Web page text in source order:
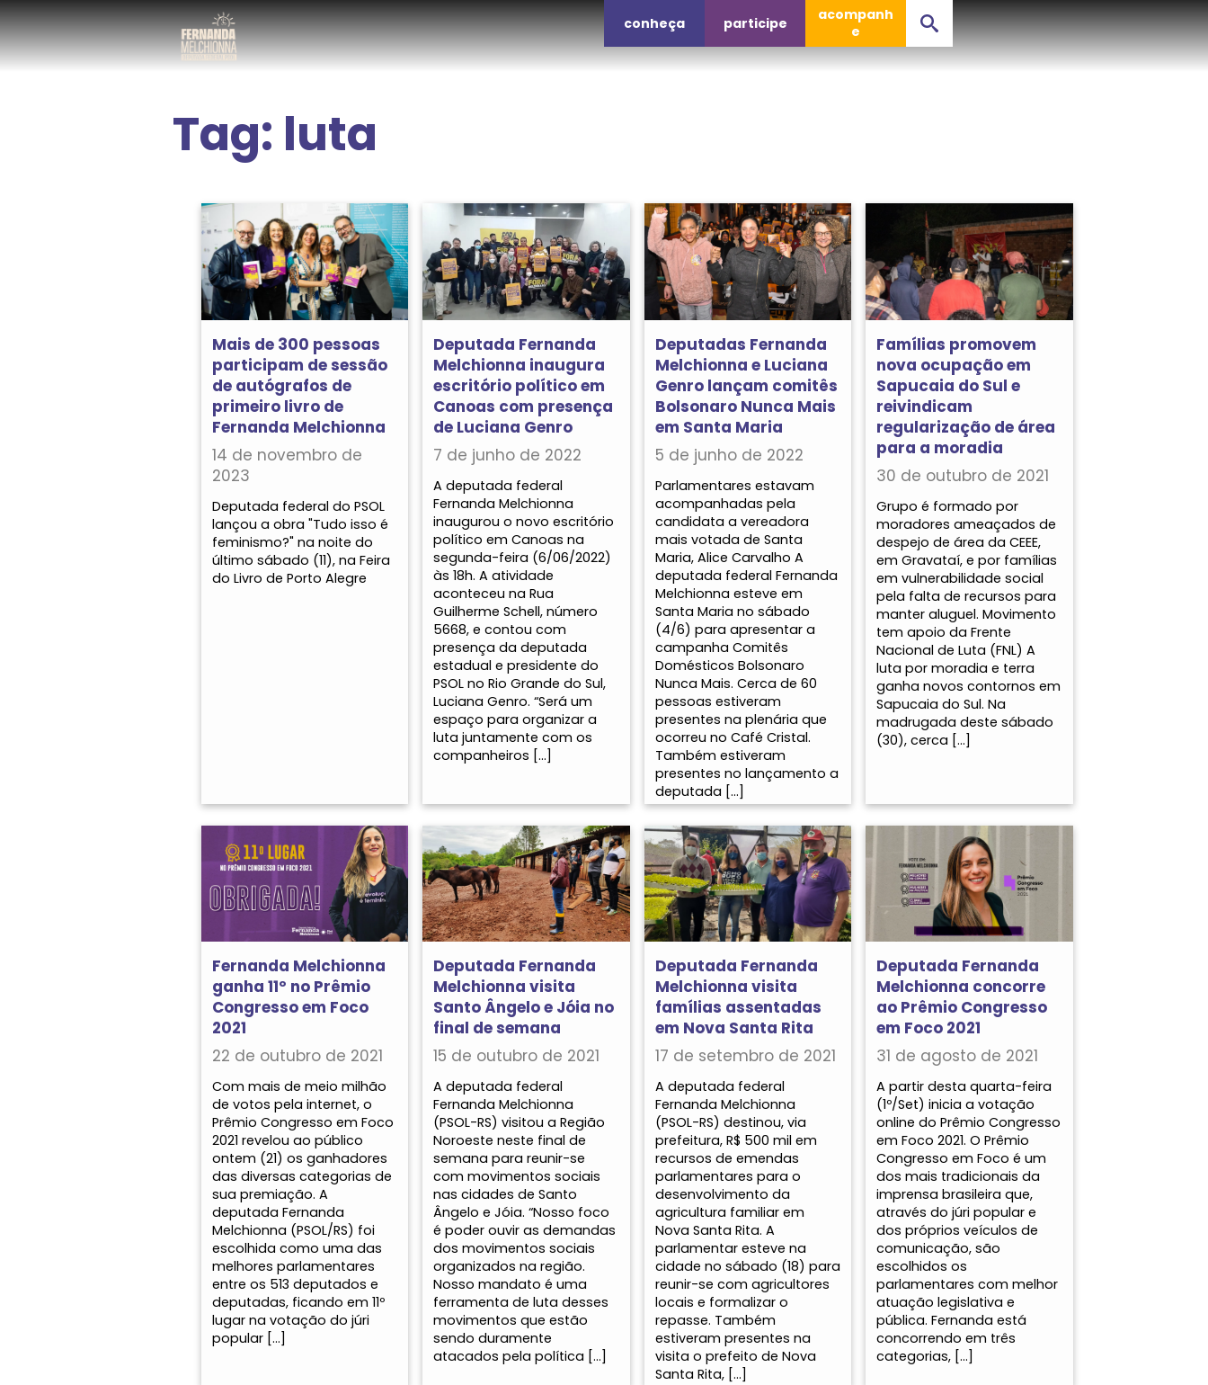
conheça participe
acompanh
e
Tag: luta
Mais de 300 pessoas
participam de sessão
de autógrafos de
primeiro livro de
Fernanda Melchionna
14 de novembro de
2023
Deputada federal do PSOL
lançou a obra "Tudo isso é
feminismo?" na noite do
último sábado (11), na Feira
do Livro de Porto Alegre
Deputada Fernanda
Melchionna inaugura
escritório político em
Canoas com presença
de Luciana Genro
7 de junho de 2022
A deputada federal
Fernanda Melchionna
inaugurou o novo escritório
político em Canoas na
segunda-feira (6/06/2022)
às 18h. A atividade
aconteceu na Rua
Guilherme Schell, número
5668, e contou com
presença da deputada
estadual e presidente do
PSOL no Rio Grande do Sul,
Luciana Genro. “Será um
espaço para organizar a
luta juntamente com os
companheiros […]
Deputadas Fernanda
Melchionna e Luciana
Genro lançam comitês
Bolsonaro Nunca Mais
em Santa Maria
5 de junho de 2022
Parlamentares estavam
acompanhadas pela
candidata a vereadora
mais votada de Santa
Maria, Alice Carvalho A
deputada federal Fernanda
Melchionna esteve em
Santa Maria no sábado
(4/6) para apresentar a
campanha Comitês
Domésticos Bolsonaro
Nunca Mais. Cerca de 60
pessoas estiveram
presentes na plenária que
ocorreu no Café Cristal.
Também estiveram
presentes no lançamento a
deputada […]
Famílias promovem
nova ocupação em
Sapucaia do Sul e
reivindicam
regularização de área
para a moradia
30 de outubro de 2021
Grupo é formado por
moradores ameaçados de
despejo de área da CEEE,
em Gravataí, e por famílias
em vulnerabilidade social
pela falta de recursos para
manter aluguel. Movimento
tem apoio da Frente
Nacional de Luta (FNL) A
luta por moradia e terra
ganha novos contornos em
Sapucaia do Sul. Na
madrugada deste sábado
(30), cerca […]
Fernanda Melchionna
ganha 11º no Prêmio
Congresso em Foco
2021
22 de outubro de 2021
Com mais de meio milhão
de votos pela internet, o
Prêmio Congresso em Foco
2021 revelou ao público
ontem (21) os ganhadores
das diversas categorias de
sua premiação. A
deputada Fernanda
Melchionna (PSOL/RS) foi
escolhida como uma das
melhores parlamentares
entre os 513 deputados e
deputadas, ficando em 11º
lugar na votação do júri
popular […]
Deputada Fernanda
Melchionna visita
Santo Ângelo e Jóia no
final de semana
15 de outubro de 2021
A deputada federal
Fernanda Melchionna
(PSOL-RS) visitou a Região
Noroeste neste final de
semana para reunir-se
com movimentos sociais
nas cidades de Santo
Ângelo e Jóia. “Nosso foco
é poder ouvir as demandas
dos movimentos sociais
organizados na região.
Nosso mandato é uma
ferramenta de luta desses
movimentos que estão
sendo duramente
atacados pela política […]
Deputada Fernanda
Melchionna visita
famílias assentadas
em Nova Santa Rita
17 de setembro de 2021
A deputada federal
Fernanda Melchionna
(PSOL-RS) destinou, via
prefeitura, R$ 500 mil em
recursos de emendas
parlamentares para o
desenvolvimento da
agricultura familiar em
Nova Santa Rita. A
parlamentar esteve na
cidade no sábado (18) para
reunir-se com agricultores
locais e formalizar o
repasse. Também
estiveram presentes na
visita o prefeito de Nova
Santa Rita, […]
Deputada Fernanda
Melchionna concorre
ao Prêmio Congresso
em Foco 2021
31 de agosto de 2021
A partir desta quarta-feira
(1º/Set) inicia a votação
online do Prêmio Congresso
em Foco 2021. O Prêmio
Congresso em Foco é um
dos mais tradicionais da
imprensa brasileira que,
através do júri popular e
dos próprios veículos de
comunicação, são
escolhidos os
parlamentares com melhor
atuação legislativa e
pública. Fernanda está
concorrendo em três
categorias, […]